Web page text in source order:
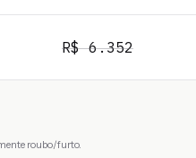
R$6.352
roubo/furto.